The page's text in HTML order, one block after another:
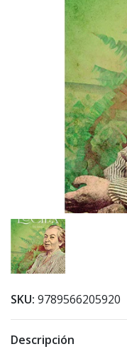
SKU: 9789566205920
Descripción